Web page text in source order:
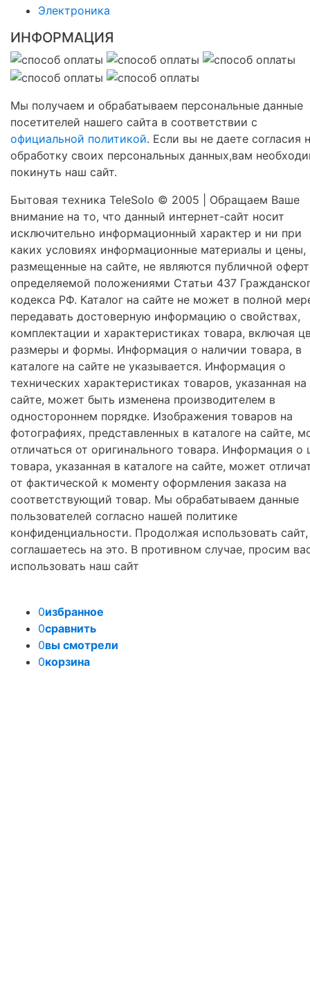
Электроника
ИНФОРМАЦИЯ
Мы получаем и обрабатываем персональные данные
посетителей нашего сайта в соответствии с
официальной политикой. Если вы не даете согласия
обработку своих персональных данных,вам
покинуть наш сайт.
Бытовая техника TeleSolo © 2005 | Обращаем Ваше
внимание на то, что данный интернет-сайт носит
исключительно информационный характер и ни при
каких условиях информационные материалы и цены,
размещенные на сайте, не являются публичной
определяемой положениями Статьи 437
кодекса РФ. Каталог на сайте не может в полной
передавать достоверную информацию о свойствах,
комплектации и характеристиках товара, включая
размеры и формы. Информация о наличии товара, в
каталоге на сайте не указывается. Информация о
технических характеристиках товаров, указанная на
сайте, может быть изменена производителем в
одностороннем порядке. Изображения товаров на
фотографиях, представленных в каталоге на сайте,
отличаться от оригинального товара. Информация о
товара, указанная в каталоге на сайте, может
от фактической к моменту оформления заказа на
соответствующий товар. Мы обрабатываем данные
пользователей согласно нашей политике
конфиденциальности. Продолжая использовать
соглашаетесь на это. В противном случае, просим
использовать наш сайт
0избранное
0сравнить
0вы смотрели
0корзина